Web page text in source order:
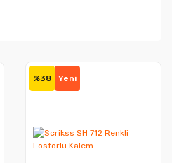
%38 Yeni